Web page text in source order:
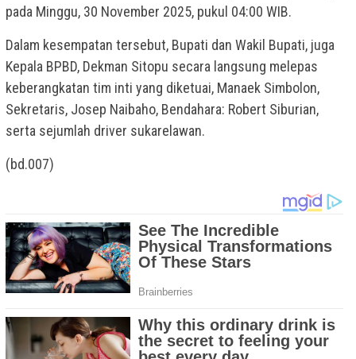
pada Minggu, 30 November 2025, pukul 04:00 WIB.
Dalam kesempatan tersebut, Bupati dan Wakil Bupati, juga
Kepala BPBD, Dekman Sitopu secara langsung melepas
keberangkatan tim inti yang diketuai, Manaek Simbolon,
Sekretaris, Josep Naibaho, Bendahara: Robert Siburian,
serta sejumlah driver sukarelawan.
(bd.007)